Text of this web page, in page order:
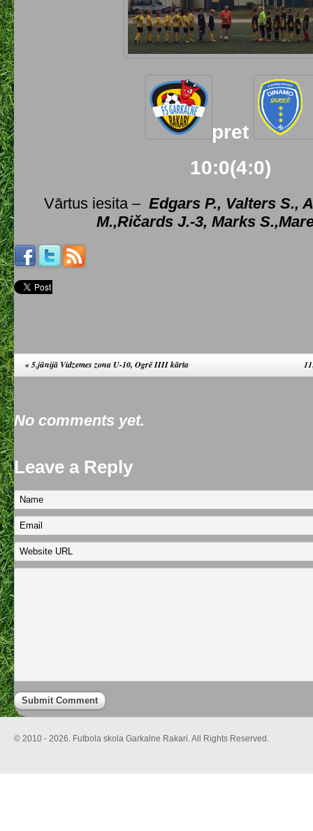
pret
10:0(4:0)
Vārtus iesita – Edgars P., Valters S.,
M.,Ričards J.-3, Marks
«5.jūnijā Vidzemes zona U-10, Ogrē IIII kārta
No comments yet.
Leave a Reply
© 2010 - 2026. Futbola skola Garkalne Rakari. All Rights Reserved.